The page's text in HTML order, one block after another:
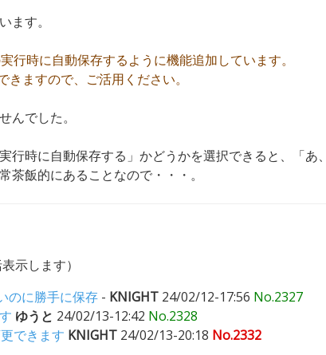
ます。
行時に自動保存するように機能追加しています。
ますので、ご活用ください。
んでした。
行時に自動保存する」かどうかを選択できると、「
飯的にあることなので・・・。
示します）
のに勝手に保存 - KNIGHT 24/02/12-17:56 No.2327
ゆうと 24/02/13-12:42 No.2328
できます KNIGHT 24/02/13-20:18 No.2332